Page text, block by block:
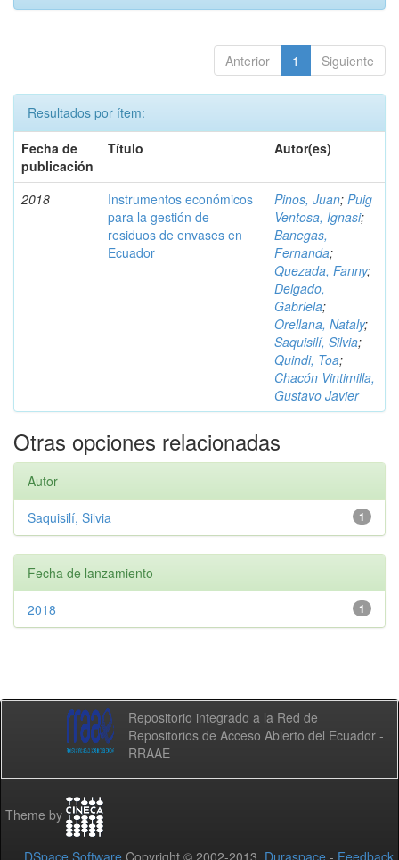
Anterior 1 Siguiente
Resultados por ítem:
Fecha de
publicación
Título Autor(es)
2018
Instrumentos económicos
para la gestión de
residuos de envases en
Ecuador
Pinos, Juan; Puig
Ventosa, Ignasi;
Banegas,
Fernanda;
Quezada, Fanny;
Delgado,
Gabriela;
Orellana, Nataly;
Saquisilí, Silvia;
Quindi, Toa;
Chacón Vintimilla,
Gustavo Javier
Otras opciones relacionadas
Autor
1
Saquisilí, Silvia
Fecha de lanzamiento
1
2018
Repositorio integrado a la Red de
Repositorios de Acceso Abierto del Ecuador -
RRAAE
Theme by
DSpace Software Copyright © 2002-2013 Duraspace - Feedback